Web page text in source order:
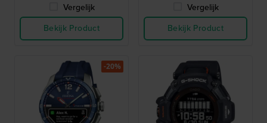
Vergelijk
Bekijk Product
Vergelijk
Bekijk Product
-20%